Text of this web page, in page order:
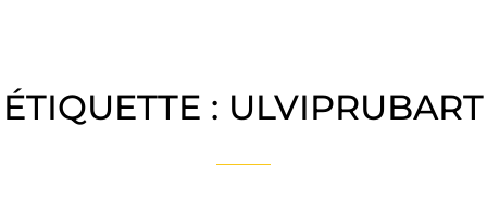
ÉTIQUETTE : ULVIPRUBART